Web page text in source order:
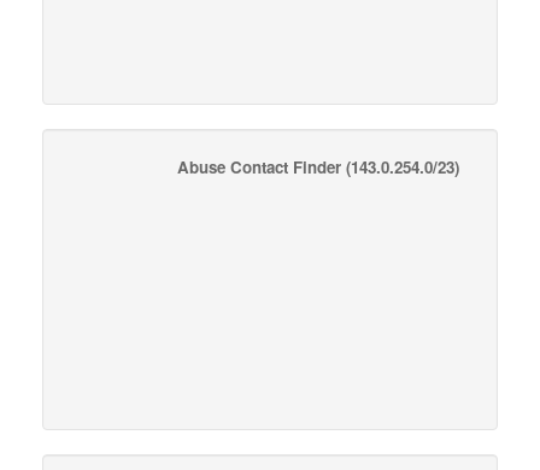
Abuse Contact Finder(143.0.254.0/23)